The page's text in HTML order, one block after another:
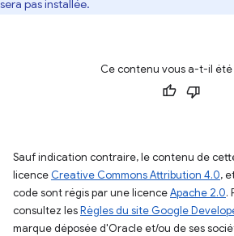
sera pas installée.
Ce contenu vous a-t-il été
Sauf indication contraire, le contenu de
licence Creative Commons Attribution 4.0,
code sont régis par une licenceApache 2.0.
consultez lesRègles du site Google
marque déposée d'Oracle et/ou de ses